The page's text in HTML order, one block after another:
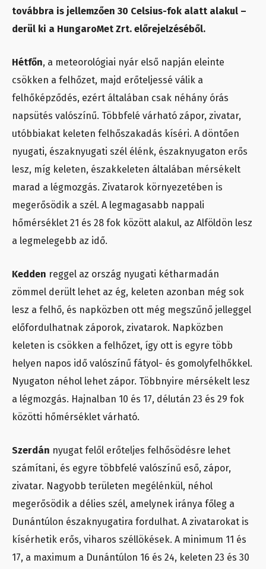
továbbra is jellemzően 30 Celsius-fok alatt alakul –
derül ki a HungaroMet Zrt. előrejelzéséből.
Hétfőn, a meteorológiai nyár első napján eleinte
csökken a felhőzet, majd erőteljessé válik a
felhőképződés, ezért általában csak néhány órás
napsütés valószínű. Többfelé várható zápor, zivatar,
utóbbiakat keleten felhőszakadás kíséri. A döntően
nyugati, északnyugati szél élénk, északnyugaton erős
lesz, míg keleten, északkeleten általában mérsékelt
marad a légmozgás. Zivatarok környezetében is
megerősödik a szél. A legmagasabb nappali
hőmérséklet 21 és 28 fok között alakul, az Alföldön lesz
a legmelegebb az idő.
Kedden reggel az ország nyugati kétharmadán
zömmel derült lehet az ég, keleten azonban még sok
lesz a felhő, és napközben ott még megszűnő jelleggel
előfordulhatnak záporok, zivatarok. Napközben
keleten is csökken a felhőzet, így ott is egyre több
helyen napos idő valószínű fátyol- és gomolyfelhőkkel.
Nyugaton néhol lehet zápor. Többnyire mérsékelt lesz
a légmozgás. Hajnalban 10 és 17, délután 23 és 29 fok
közötti hőmérséklet várható.
Szerdán nyugat felől erőteljes felhősödésre lehet
számítani, és egyre többfelé valószínű eső, zápor,
zivatar. Nagyobb területen megélénkül, néhol
megerősödik a délies szél, amelynek iránya főleg a
Dunántúlon északnyugatira fordulhat. A zivatarokat is
kísérhetik erős, viharos széllökések. A minimum 11 és
17, a maximum a Dunántúlon 16 és 24, keleten 23 és 30